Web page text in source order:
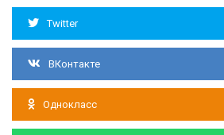
Twitter
ВКонтакте
Однокласс